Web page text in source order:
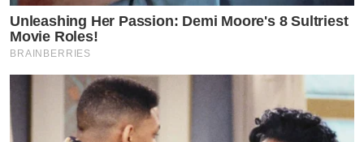
Unleashing Her Passion: Demi Moore's 8 Sultriest
Movie Roles!
BRAINBERRIES